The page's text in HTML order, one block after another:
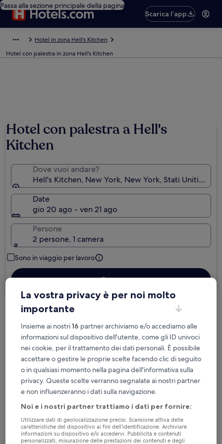
Passa alla sezione principale della pagina
Scarica l’app
Hotel in zona Hell's Kitchen
Hotel con palestra in zona Hell's Kitchen
Hotel con palestra a Hell's
Kitchen
Dove vuoi andare?
Hell's Kitchen, New York, New York, Stati Uniti
Date
gio 20 ago - ven 21 ago
Persone
2 persone, 1 camera
Sono in viaggio per lavoro
Cerca
Cancellazione gratuita se cambi
programma
Accumula vantaggi con ogni notte di
soggiorno
Risparmia di più con le tariffe per soli
iscritti
Controlla i prezzi per queste date
La vostra privacy è per noi molto
importante
Insieme ai nostri16 partner archiviamo e/o accediamo alle
informazioni sul dispositivo dell'utente, come gli ID univoci
nei cookie, per il trattamento dei dati personali. È possibile
accettare o gestire le proprie scelte facendo clic di seguito
o in qualsiasi momento nella pagina dell'informativa sulla
privacy. Queste scelte verranno segnalate ai nostri partner
e non influenzeranno i dati sulla navigazione.
Noi e i nostri partner trattiamo i dati per fornire:
Utilizzare dati di geolocalizzazione precisi. Scansione attiva delle
caratteristiche del dispositivo ai fini dell’identificazione. Archiviare
informazioni su dispositivo e/o accedervi. Pubblicità e contenuti
personalizzati, misurazione delle prestazioni dei contenuti e degli